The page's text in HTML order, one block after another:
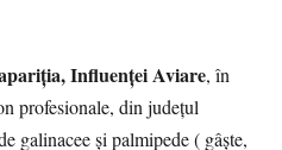
Influenței Aviare, în
profesionale, din județul
galinacee și palmipede ( gâște,